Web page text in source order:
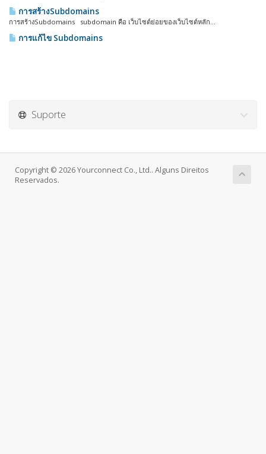
การสร้างSubdomains
การสร้างSubdomains subdomain คือ เว็บไซต์ย่อยของเว็บไซต์หลัก...
การแก้ไข Subdomains
Suporte
Copyright © 2026 Yourconnect Co., Ltd.. Alguns Direitos
Reservados.